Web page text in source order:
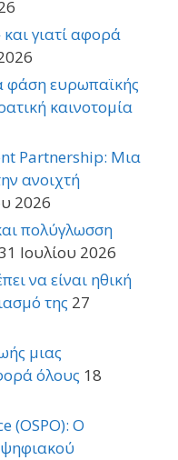
και γιατί αφορά
φάση ευρωπαϊκής
καινοτομία
Partnership: Μια
ανοιχτή
2026
πολύγλωσση
Ιουλίου 2026
να είναι ηθική
της 27
μιας
όλους 18
(OSPO): Ο